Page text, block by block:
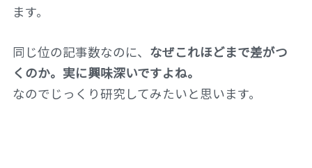
ます。
同じ位の記事数なのに、 なぜこれほどまで差がつ
くのか。実に興味深いですよね。
なのでじっくり研究してみたいと思います。